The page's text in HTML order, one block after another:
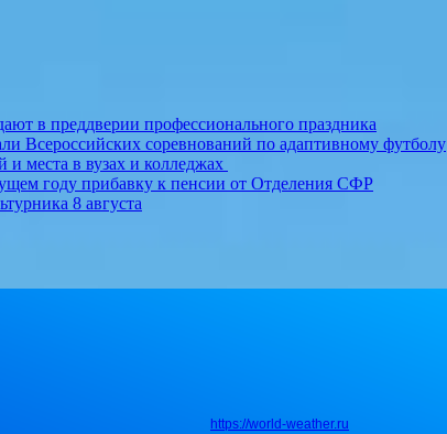
в преддверии профессионального праздника
Всероссийских соревнований по адаптивному футболу
места в вузах и колледжах
году прибавку к пенсии от Отделения СФР
8 августа
https://world-weather.ru